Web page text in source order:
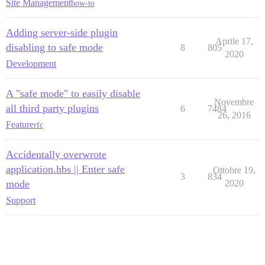
Site Managementhow-to
Adding server-side plugin
disabling to safe mode
Development
8 805
Aprile 17,
2020
A "safe mode" to easily disable
all third party plugins
Featurerfc
6 7484
Novembre
26, 2016
Accidentally overwrote
application.hbs || Enter safe
mode
Support
3 834
Ottobre 19,
2020